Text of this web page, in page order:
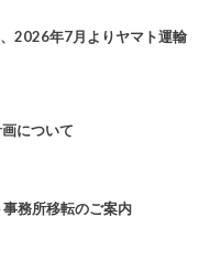
2026年7月よりヤマト運輸
について
務所移転のご案内